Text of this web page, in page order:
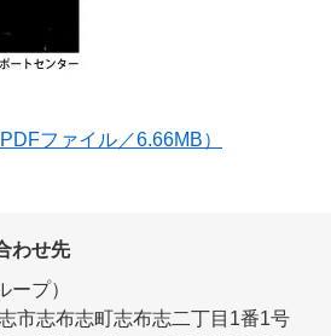
ファイル／6.66MB）
わせ先
ープ
市志布志町志布志二丁目1番1号